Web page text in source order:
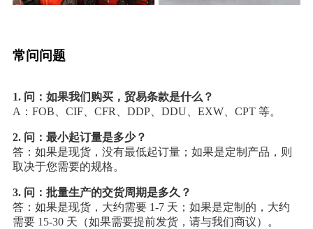
常问问题
1. 问：如果我们购买，贸易条款是什么？
A：FOB、CIF、CFR、DDP、DDU、EXW、CPT 等。
2. 问：最小起订量是多少？
答：如果是现货，没有最低起订量；如果是定制产品，则
取决于您需要的规格。
3. 问：批量生产的交货周期是多久？
答：如果是现货，大约需要 1-7 天；如果是定制的，大约
需要 15-30 天（如果需要提前发货，请与我们商议）。